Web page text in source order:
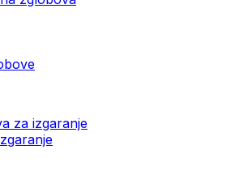
za izgaranje